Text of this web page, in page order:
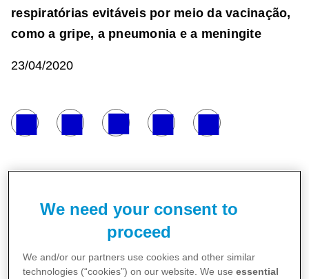
respiratórias evitáveis por meio da vacinação,
como a gripe, a pneumonia e a meningite
23/04/2020
de saúde enfrentar uma demanda excepcional de
atendimentos relacionados a doenças respiratórias.
Além da assistência aos pacientes portadores do
novo coronavírus, os hospitais também enfrentam o
We need your consent to
proceed
We and/or our partners use cookies and other similar
technologies (“cookies”) on our website. We useessential